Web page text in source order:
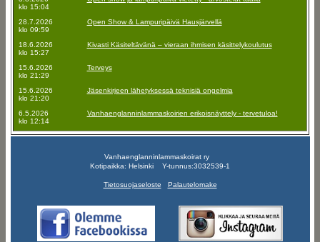
klo 15:04
28.7.2026
klo 09:59
Open Show & Lampuripäivä Hausjärvellä
18.6.2026
klo 15:27
Kivasti Käsiteltävänä – vieraan ihmisen käsittelykoulutus
15.6.2026
klo 21:29
Terveys
15.6.2026
klo 21:20
Jäsenkirjeen lähetyksessä teknisiä ongelmia
6.5.2026
klo 12:14
Vanhaenglanninlammaskoirien erikoisnäyttely - tervetuloa!
Vanhaenglanninlammaskoirat ry
Kotipaikka: Helsinki Y-tunnus:3032539-1
Tietosuojaseloste Palautelomake